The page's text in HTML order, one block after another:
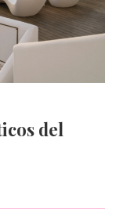
del